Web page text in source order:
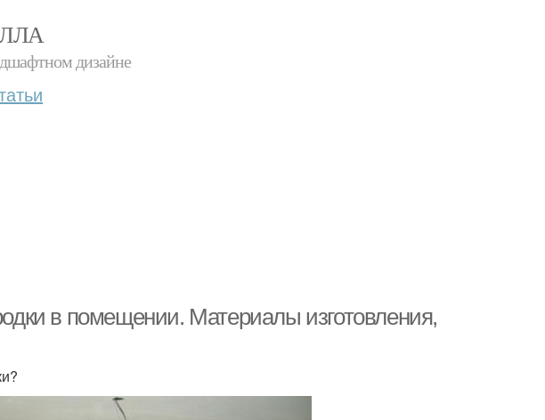
дизайне
в помещении. Материалы изготовления,